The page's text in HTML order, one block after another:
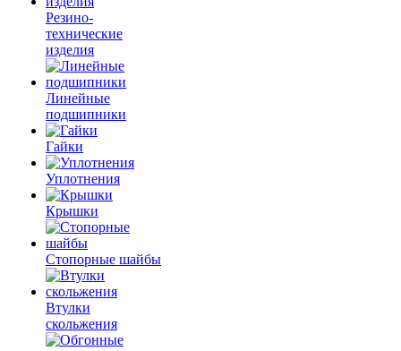
Резино-
технические
изделия
Линейные
подшипники
Гайки
Уплотнения
Крышки
Стопорные шайбы
Втулки
скольжения